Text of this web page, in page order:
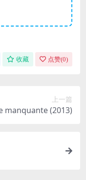
收藏 点赞(0)
上一篇
manquante (2013)